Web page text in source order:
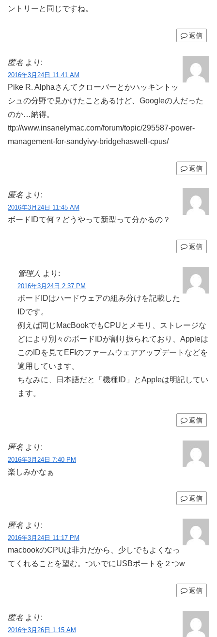
ントリーと同じですね。
返信
匿名 より:
2016年3月24日 11:41 AM
Pike R. Alphaさんてクローバーとかハッキントッ
シュの分野で見かけたことあるけど、Googleの人だった
のか…納得。
ttp://www.insanelymac.com/forum/topic/295587-power-
management-for-sandyivy-bridgehaswell-cpus/
返信
匿名 より:
2016年3月24日 11:45 AM
ボードIDて何？どうやって新型って分かるの？
返信
管理人 より:
2016年3月24日 2:37 PM
ボードIDはハードウェアの組み分けを記載した
IDです。
例えば同じMacBookでもCPUとメモリ、ストレージな
どにより別々のボードIDが割り振られており、Appleは
このIDを見てEFIのファームウェアアップデートなどを
適用しています。
ちなみに、日本語だと「機種ID」とAppleは明記してい
ます。
返信
匿名 より:
2016年3月24日 7:40 PM
楽しみかなぁ
返信
匿名 より:
2016年3月24日 11:17 PM
macbookのCPUは非力だから、少しでもよくなっ
てくれることを望む。ついでにUSBポートを２つw
返信
匿名 より:
2016年3月26日 1:15 AM